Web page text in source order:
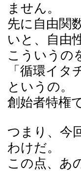
ません。
先に自由関
いと、自由
こういうの
「循環イタ
というの。
創始者特権
つまり、今
わけだ。
この点、あ